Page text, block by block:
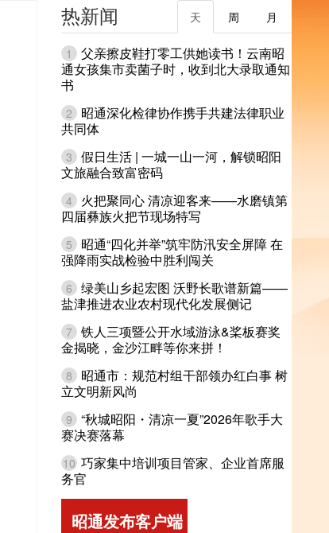
热新闻 月
周
天
1
父亲擦皮鞋打零工供她读书！云南昭
通女孩集市卖菌子时，收到北大录取通知
书
2
昭通深化检律协作携手共建法律职业
共同体
3 假日生活 | 一城一山一河，解锁昭阳
文旅融合致富密码
4
火把聚同心 清凉迎客来——水磨镇第
四届彝族火把节现场特写
5
昭通“四化并举”筑牢防汛安全屏障 在
强降雨实战检验中胜利闯关
6 绿美山乡起宏图 沃野长歌谱新篇——
盐津推进农业农村现代化发展侧记
7 铁人三项暨公开水域游泳&桨板赛奖
金揭晓，金沙江畔等你来拼！
8
昭通市：规范村组干部领办红白事 树
立文明新风尚
9 “秋城昭阳・清凉一夏”2026年歌手大
赛决赛落幕
10 巧家集中培训项目管家、企业首席服
务官
昭通发布客户端